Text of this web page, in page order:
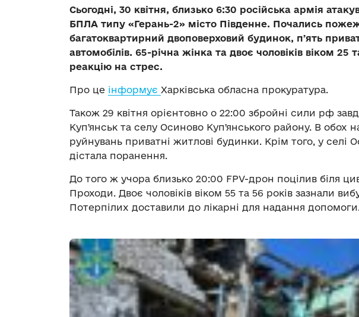
Сьогодні, 30 квітня, близько 6:30 російська армія
БПЛА типу «Герань-2» місто Південне. Почались
багатоквартирний двоповерховий будинок, пʼять
автомобілів. 65-річна жінка та двоє чоловіків віком 25
реакцію на стрес.
Про це інформує Харківська обласна прокуратура.
Також 29 квітня орієнтовно о 22:00 збройні сили рф
Купʼянськ та селу Осиново Купʼянського району. В обох
руйнувань приватні житлові будинки. Крім того, у селі
дістала поранення.
До того ж учора близько 20:00 FPV-дрон поцілив біля
Проходи. Двоє чоловіків віком 55 та 56 років зазнали
Потерпілих доставили до лікарні для надання